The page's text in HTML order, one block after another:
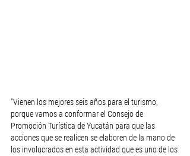
"Vienen los mejores seis años para el turismo,
porque vamos a conformar el Consejo de
Promoción Turística de Yucatán para que las
acciones que se realicen se elaboren de la mano de
los involucrados en esta actividad que es uno de los